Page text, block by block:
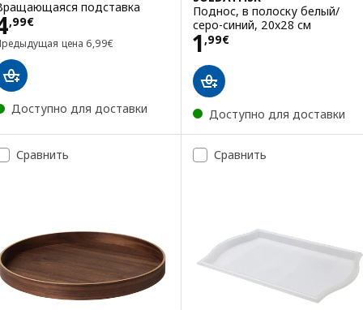
подставка
,99€ 4,99€
цена 6,99€
Предыдущая цена 6,99€
Доступно для доставки
Поднос, в полоску белый/
серо-синий, 20x28 см
1 ,99€
Цена 1,99€
Доступно для доставки
Сравнить Сравнить